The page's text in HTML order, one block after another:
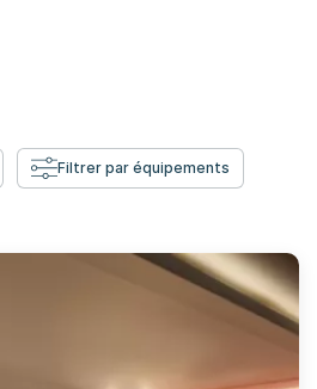
Filtrer par équipements